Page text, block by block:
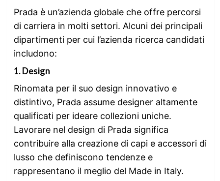
Prada è un’azienda globale che offre percorsi
di carriera in molti settori. Alcuni dei principali
dipartimenti per cui l’azienda ricerca candidati
includono:
1.Design
Rinomata per il suo design innovativo e
distintivo, Prada assume designer altamente
qualificati per ideare collezioni uniche.
Lavorare nel design di Prada significa
contribuire alla creazione di capi e accessori di
lusso che definiscono tendenze e
rappresentano il meglio del Made in Italy.